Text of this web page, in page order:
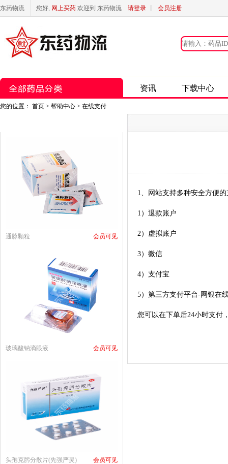
东药物流 您好, 网上买药 欢迎到 东药物流 请登录 会员注册
资讯 下载中心
您的位置： 首页 > 帮助中心 > 在线支付
会员可见
通脉颗粒
会员可见
玻璃酸钠滴眼液
会员可见
头孢克肟分散片(先强严灵)
1、网站支持多种安全方便
1 ）退款账户
2）虚拟账户
3）微信
4）支付宝
5） 第三方支付平台-网银在
您可以在下单后24小时支付